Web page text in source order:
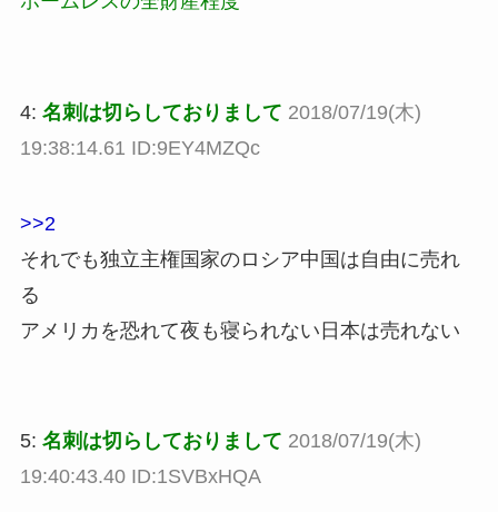
4: 名刺は切らしておりまして 2018/07/19(木)
19:38:14.61 ID:9EY4MZQc
>>2
それでも独立主権国家のロシア中国は自由に売れ
る
アメリカを恐れて夜も寝られない日本は売れない
5: 名刺は切らしておりまして 2018/07/19(木)
19:40:43.40 ID:1SVBxHQA